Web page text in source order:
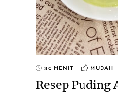
30 MENIT MUDAH
Resep Puding